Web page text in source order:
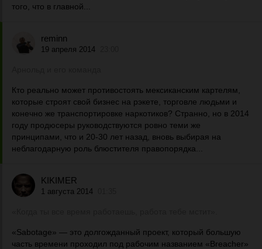
того, что в главной...
reminn
19 апреля 2014
Кто реально может противостоять мексиканским картелям,
которые строят свой бизнес на рэкете, торговле людьми и
конечно же транспортировке наркотиков? Странно, но в 2014
году продюсеры руководствуются ровно теми же
принципами, что и 20-30 лет назад, вновь выбирая на
неблагодарную роль блюстителя правопорядка...
KIKIMER
1 августа 2014
«Sabotage» — это долгожданный проект, который большую
часть времени проходил под рабочим названием «Breacher»